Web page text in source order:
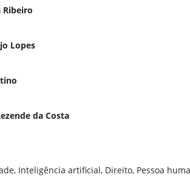
Ribeiro
Lopes
da Costa
Inteligência artificial, Direito, Pessoa